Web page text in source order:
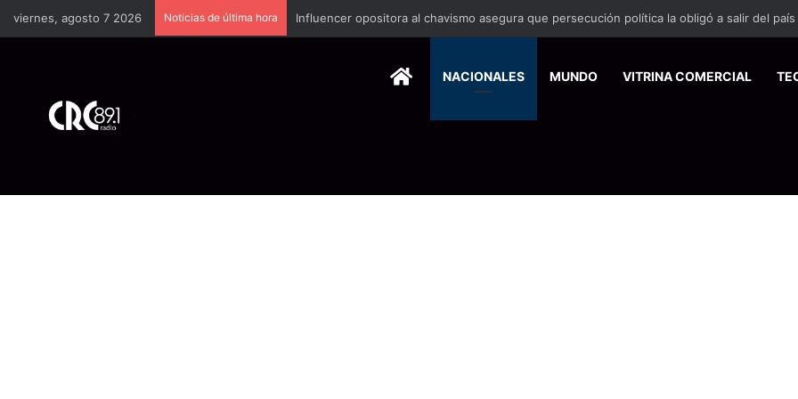
viernes, agosto 7 2026 Noticias de última hora Industria plástica se suma a la economía circular
HOMENACIONALES MUNDO VITRINA COMERCIAL